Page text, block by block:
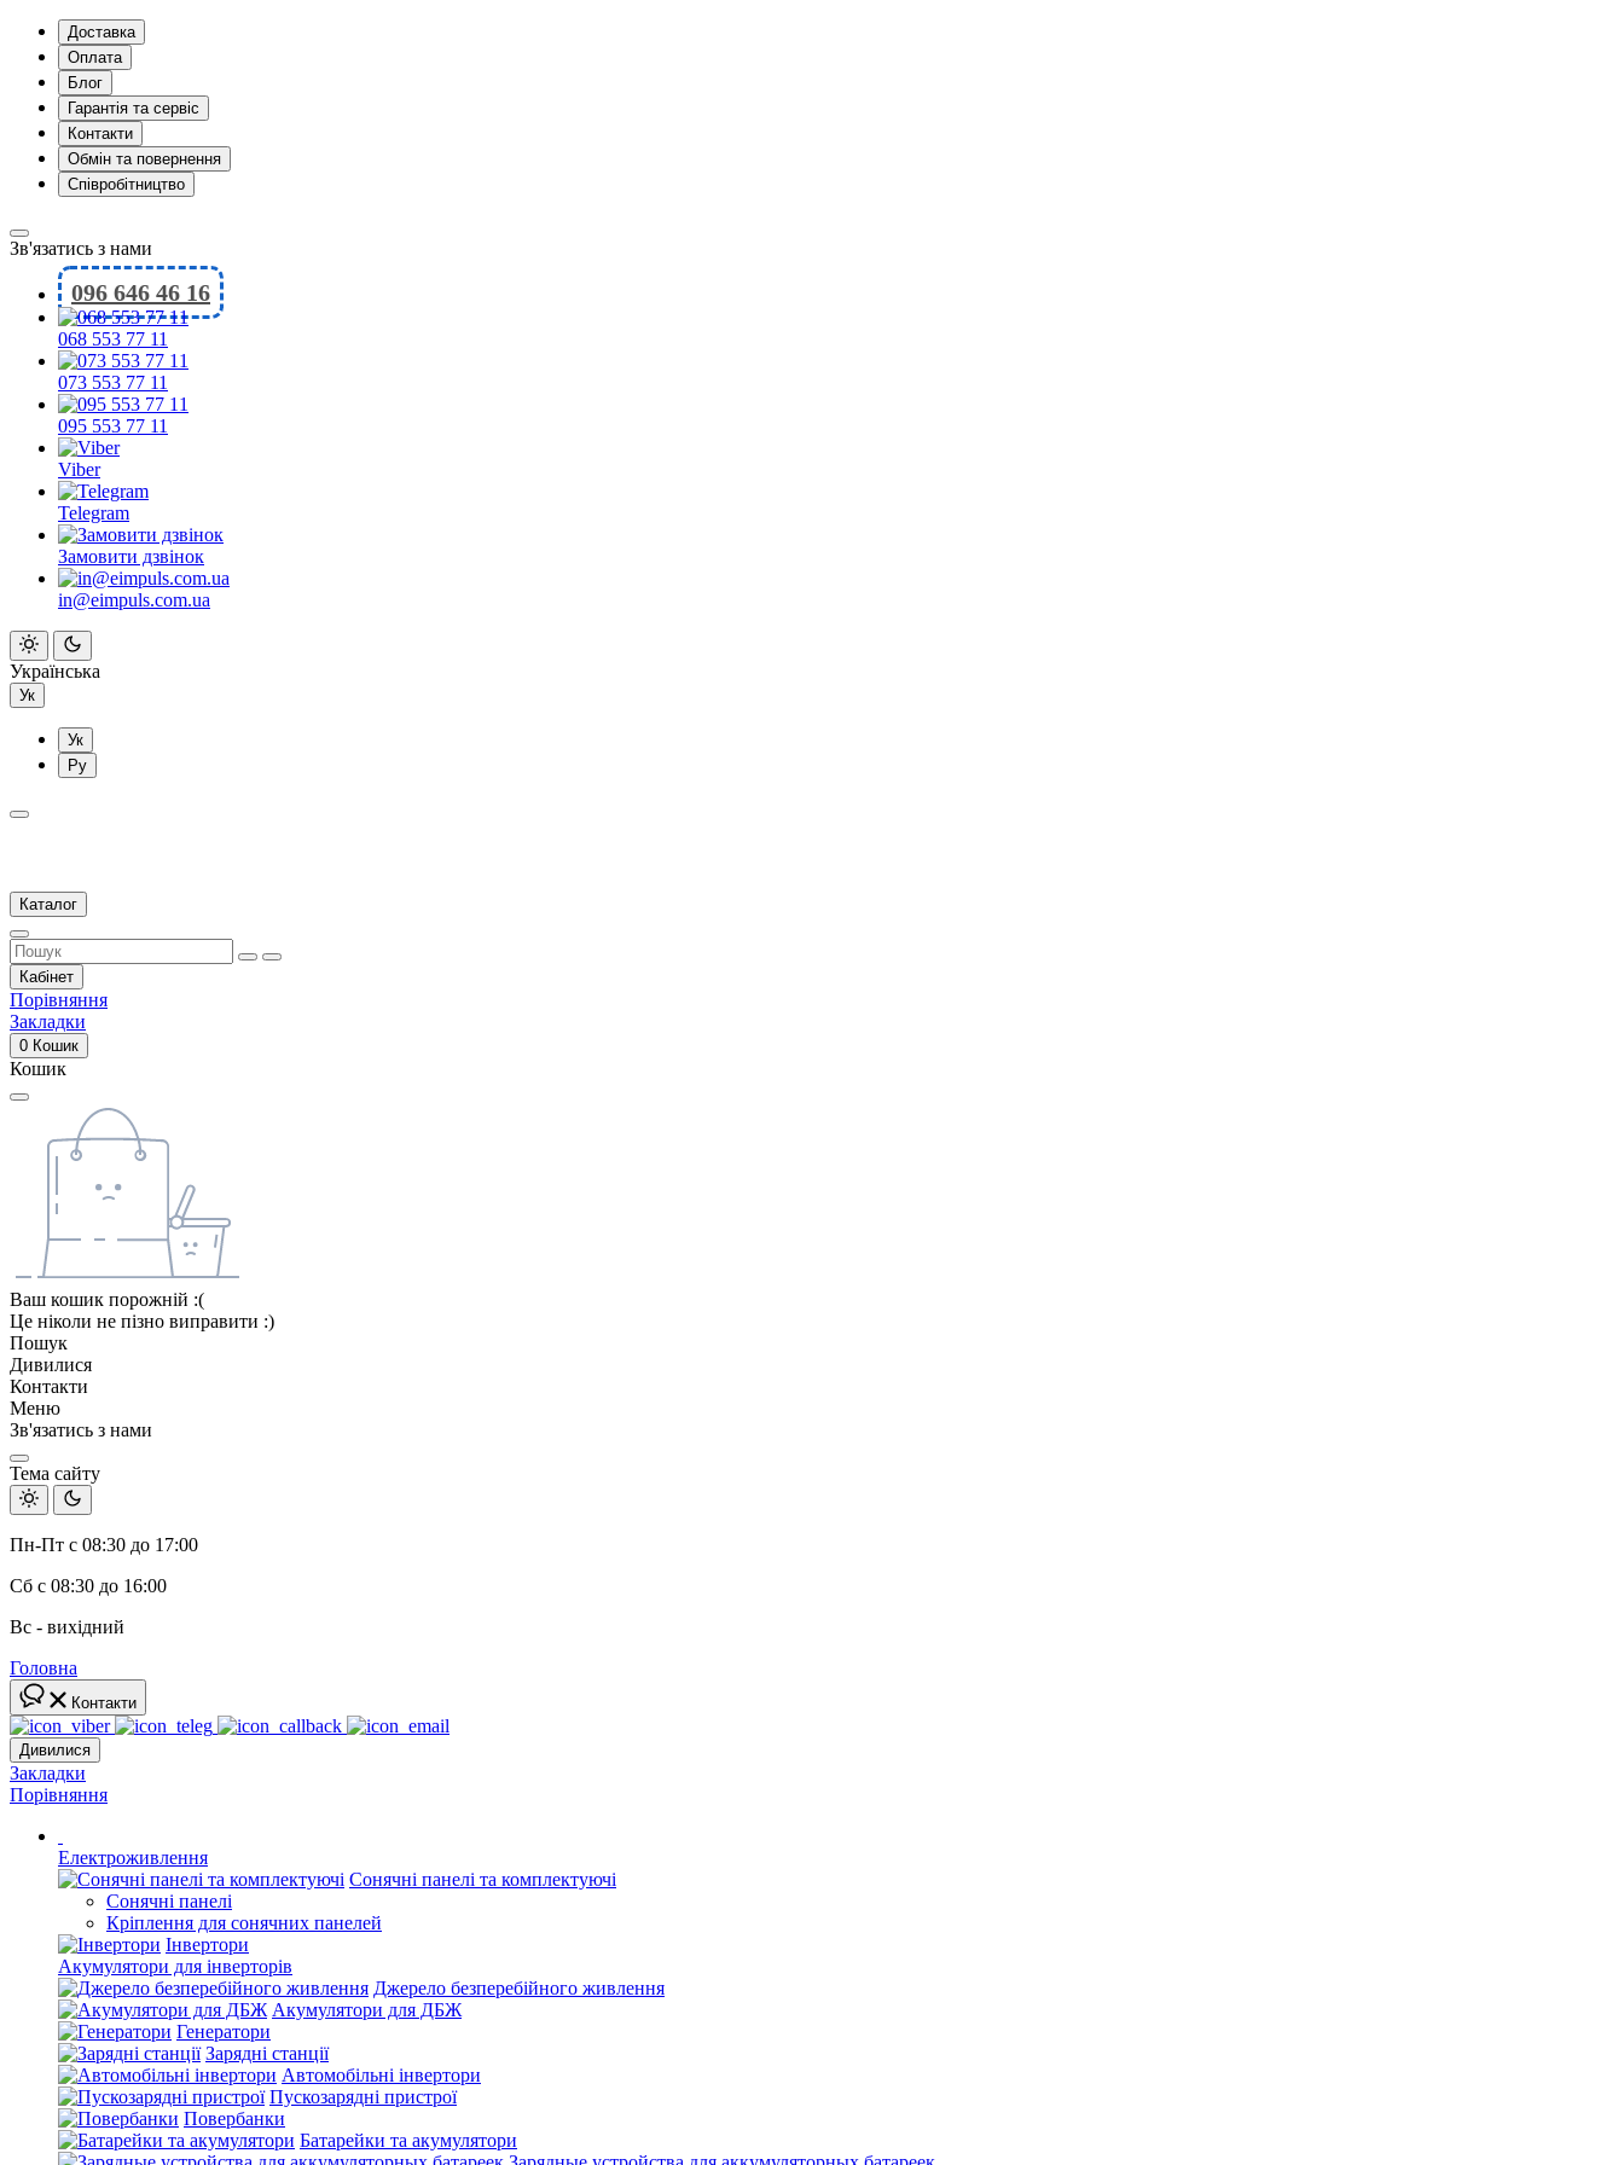
Доставка
Оплата
Блог
Гарантія та сервіс
Контакти
Обмін та повернення
Співробітництво
Зв'язатись з нами
096 646 46 16
068 553 77 11
073 553 77 11
095 553 77 11
Viber
Telegram
Замовити дзвінок
in@eimpuls.com.ua
Українська
Ук
Ук
Ру
Каталог
Кабінет
Порівняння
Закладки
0 Кошик
Кошик
Ваш кошик порожній :(
Це ніколи не пізно виправити :)
Пошук
Дивилися
Контакти
Меню
Зв'язатись з нами
Тема сайту
Пн-Пт с 08:30 до 17:00
Сб с 08:30 до 16:00
Вс - вихідний
Головна
Контакти
Дивилися
Закладки
Порівняння
Електроживлення
Сонячні панелі та комплектуючі
Сонячні панелі
Кріплення для сонячних панелей
Інвертори
Акумулятори для інверторів
Джерело безперебійного живлення
Акумулятори для ДБЖ
Генератори
Зарядні станції
Автомобільні інвертори
Пускозарядні пристрої
Повербанки
Батарейки та акумулятори